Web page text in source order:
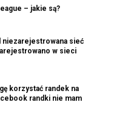
– jakie są?
niezarejestrowana sieć
w sieci
korzystać randek na
randki nie mam